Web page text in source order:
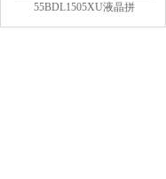
55BDL1505XU液晶拼